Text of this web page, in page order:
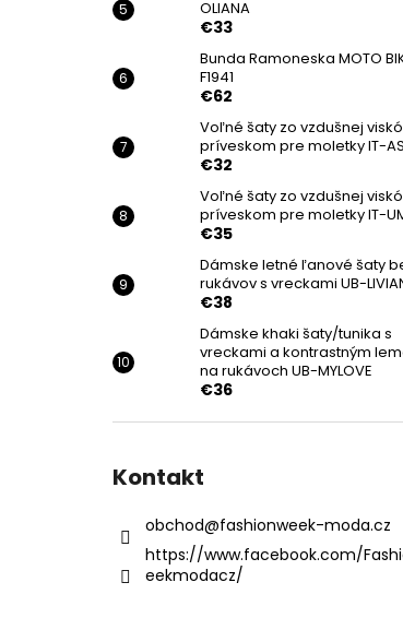
OLIANA
€33
Bunda Ramoneska MOTO
F1941
€62
Voľné šaty zo vzdušnej
príveskom pre moletky IT-
€32
Voľné šaty zo vzdušnej
príveskom pre moletky IT-
€35
Dámske letné ľanové šaty
rukávov s vreckami UB-
€38
Dámske khaki šaty/tunika s
vreckami a kontrastným
na rukávoch UB-MYLOVE
€36
Kontakt
obchod@fashionweek-moda.cz
https://www.facebook.com/
eekmodacz/